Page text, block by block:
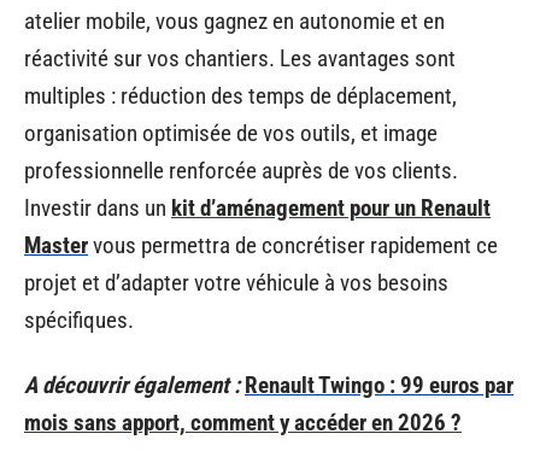
atelier mobile, vous gagnez en autonomie et en
réactivité sur vos chantiers. Les avantages sont
multiples : réduction des temps de déplacement,
organisation optimisée de vos outils, et image
professionnelle renforcée auprès de vos clients.
Investir dans un kit d’aménagement pour un Renault
Mastervous permettra de concrétiser rapidement ce
projet et d’adapter votre véhicule à vos besoins
spécifiques.
A découvrir également : Renault Twingo : 99 euros par
mois sans apport, comment y accéder en 2026 ?